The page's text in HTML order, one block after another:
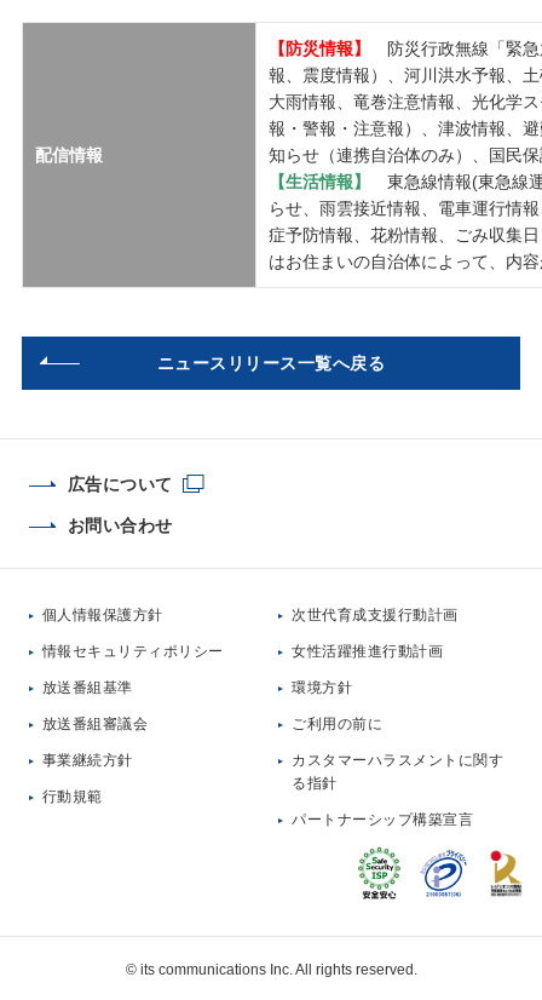
配信情報
【防災情報】
防災行政無線「緊急
報、震度情報）、河川洪水予報、
大雨情報、竜巻注意情報、光化学
報・警報・注意報）、津波情報、
知らせ（連携自治体のみ）、国民
【生活情報】
東急線情報(東急線
らせ、雨雲接近情報、電車運行情
症予防情報、花粉情報、ごみ収集
はお住まいの自治体によって、内
ニュースリリース一覧へ戻る
広告について
お問い合わせ
個人情報保護方針
情報セキュリティポリシー
放送番組基準
放送番組審議会
事業継続方針
行動規範
次世代育成支援行動計画
女性活躍推進行動計画
環境方針
ご利用の前に
カスタマーハラスメントに関す
る指針
パートナーシップ構築宣言
© its communications Inc. All rights reserved.